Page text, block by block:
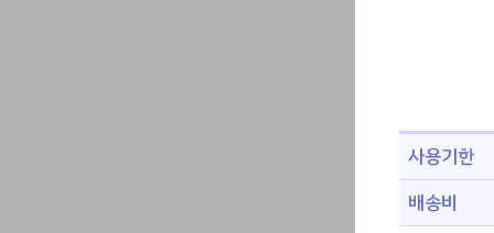
사용기한
배송비